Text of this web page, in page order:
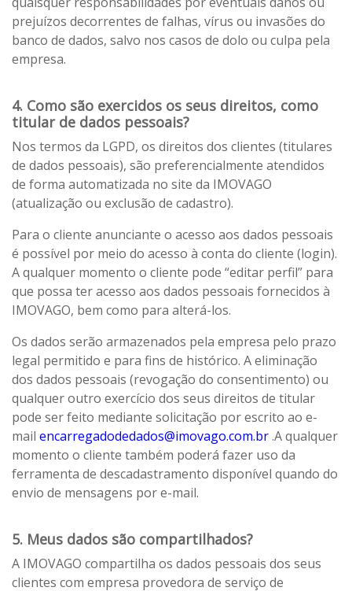
prejuízos decorrentes de falhas, vírus ou invasões do
banco de dados, salvo nos casos de dolo ou culpa pela
empresa.
4. Como são exercidos os seus direitos, como
titular de dados pessoais?
Nos termos da LGPD, os direitos dos clientes (titulares
de dados pessoais), são preferencialmente atendidos
de forma automatizada no site da IMOVAGO
(atualização ou exclusão de cadastro).
Para o cliente anunciante o acesso aos dados pessoais
é possível por meio do acesso à conta do cliente (login).
A qualquer momento o cliente pode “editar perfil” para
que possa ter acesso aos dados pessoais fornecidos à
IMOVAGO, bem como para alterá-los.
Os dados serão armazenados pela empresa pelo prazo
legal permitido e para fins de histórico. A eliminação
dos dados pessoais (revogação do consentimento) ou
qualquer outro exercício dos seus direitos de titular
pode ser feito mediante solicitação por escrito ao e-
mail encarregadodedados@imovago.com.br.A qualquer
momento o cliente também poderá fazer uso da
ferramenta de descadastramento disponível quando do
envio de mensagens por e-mail.
5. Meus dados são compartilhados?
A IMOVAGO compartilha os dados pessoais dos seus
clientes com empresa provedora de serviço de